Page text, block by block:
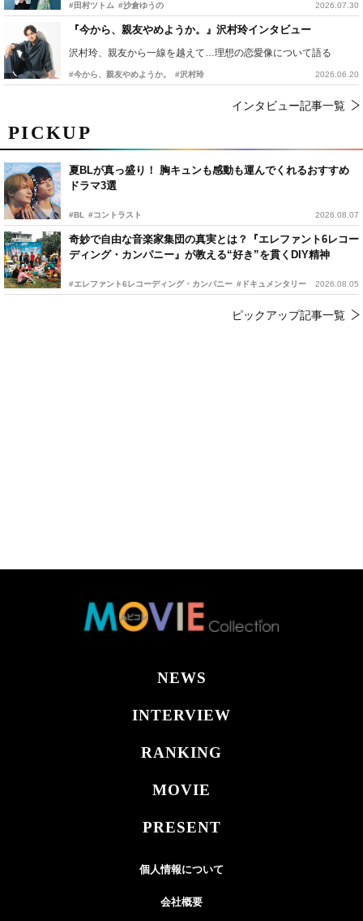
PICKUP
夏BLが真っ盛り！ 胸キュンも感動も運んでくれるおすすめ
ドラマ3選
#BL #コントラスト 2026.08.07
奇妙で自由な音楽家集団の真実とは？『エレファント6レコー
ディング・カンパニー』が教える“好き”を貫くDIY精神
#エレファント6レコーディング・カンパニー #ドキュメンタリー 2026.08.05
ピックアップ記事一覧
#田村ツトム #沙倉ゆうの 2026.07.30
『今から、親友やめようか。』沢村玲インタビュー
沢村玲、親友から一線を越えて…理想の恋愛像について語る
#今から、親友やめようか。 #沢村玲 2026.06.20
インタビュー記事一覧
NEWS
INTERVIEW
RANKING
MOVIE
PRESENT
個人情報について
会社概要